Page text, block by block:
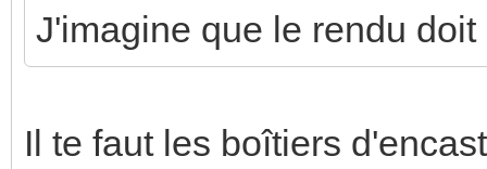
J'imagine que le rendu doit
Il te faut les boîtiers